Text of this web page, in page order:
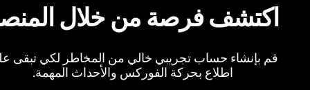
اكتشف فرصة من خلال
قم بإنشاء حساب تجريبي خالي من المخاطر لكي تبقى
اطلاع بحركة الفوركس والأحداث المهمة.